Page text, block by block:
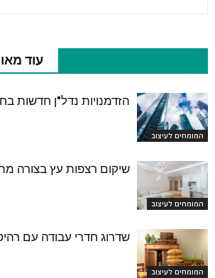
עוד
המומחים לעיצוב
הזדמנויות נדל"ן חדשות
המומחים לעיצוב
שיקום רצפות עץ בצורה
המומחים לעיצוב
שדרוג חדרי עבודה עם